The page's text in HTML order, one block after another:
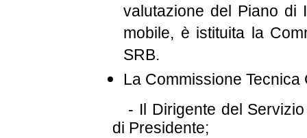
valutazione del Piano di
mobile, è istituita la
SRB.
La Commissione
- Il Dirigente del
di Presidente;